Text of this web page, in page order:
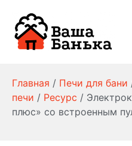
Главная / Печи для бани
печи / Ресурс /
плюс» со встроенным